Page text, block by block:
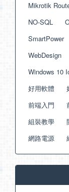
Mikrotik
NO-SQL
SmartPower
WebDesign
Windows 10
好用軟體
前端入門
組裝教學
網路電源